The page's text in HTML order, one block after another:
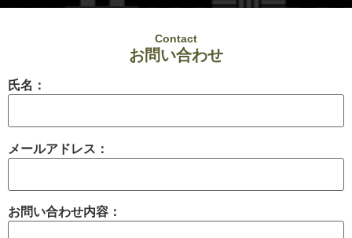
Contact
お問い合わせ
氏名：
メールアドレス：
お問い合わせ内容：